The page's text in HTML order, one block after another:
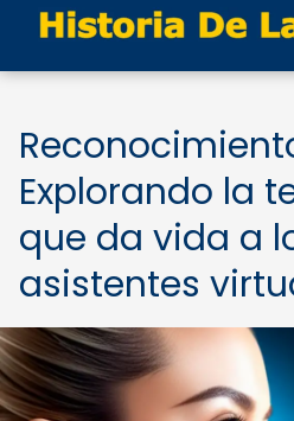
Explorando la
que da vida a
asistentes